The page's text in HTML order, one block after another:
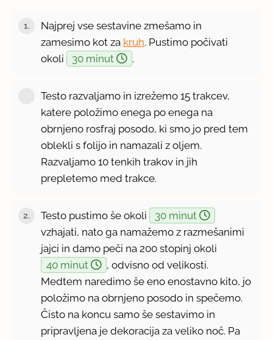
1.
Najprej vse sestavine zmešamo in
zamesimo kot za kruh. Pustimo počivati
okoli
30 minut .
Testo razvaljamo in izrežemo 15 trakcev,
katere položimo enega po enega na
obrnjeno rosfraj posodo, ki smo jo pred tem
oblekli s folijo in namazali z oljem.
Razvaljamo 10 tenkih trakov in jih
prepletemo med trakce.
2. Testo pustimo še okoli
30 minut
vzhajati, nato ga namažemo z razmešanimi
jajci in damo peči na 200 stopinj okoli
40 minut
, odvisno od velikosti.
Medtem naredimo še eno enostavno kito, jo
položimo na obrnjeno posodo in spečemo.
Čisto na koncu samo še sestavimo in
pripravljena je dekoracija za veliko noč. Pa